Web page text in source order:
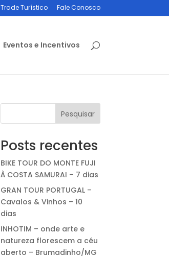
Trade Turístico Fale Conosco
Eventos e Incentivos
Pesquisar
Posts recentes
BIKE TOUR DO MONTE FUJI
À COSTA SAMURAI – 7 dias
GRAN TOUR PORTUGAL –
Cavalos & Vinhos – 10
dias
INHOTIM – onde arte e
natureza florescem a céu
aberto – Brumadinho/MG